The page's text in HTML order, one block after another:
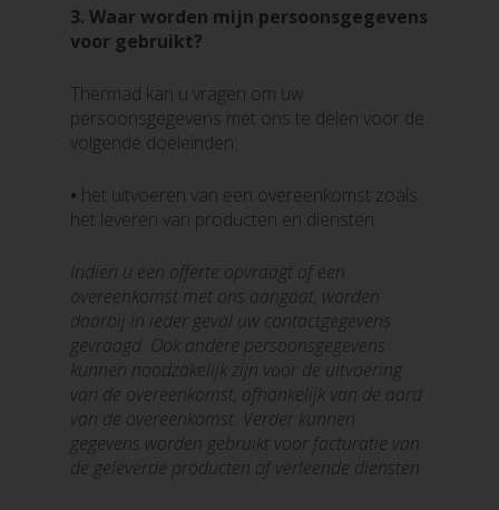
3. Waar worden mijn persoonsgegevens
voor gebruikt?
Thermad kan u vragen om uw
persoonsgegevens met ons te delen voor de
volgende doeleinden:
• het uitvoeren van een overeenkomst zoals
het leveren van producten en diensten
Indien u een offerte opvraagt of een
overeenkomst met ons aangaat, worden
daarbij in ieder geval uw contactgegevens
gevraagd. Ook andere persoonsgegevens
kunnen noodzakelijk zijn voor de uitvoering
van de overeenkomst, afhankelijk van de aard
van de overeenkomst. Verder kunnen
gegevens worden gebruikt voor facturatie van
de geleverde producten of verleende diensten.